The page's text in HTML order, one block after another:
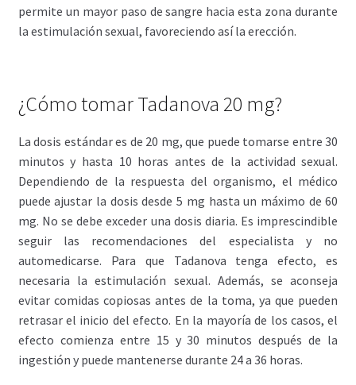
permite un mayor paso de sangre hacia esta zona durante
la estimulación sexual, favoreciendo así la erección.
¿Cómo tomar Tadanova 20 mg?
La dosis estándar es de 20 mg, que puede tomarse entre 30
minutos y hasta 10 horas antes de la actividad sexual.
Dependiendo de la respuesta del organismo, el médico
puede ajustar la dosis desde 5 mg hasta un máximo de 60
mg. No se debe exceder una dosis diaria. Es imprescindible
seguir las recomendaciones del especialista y no
automedicarse. Para que Tadanova tenga efecto, es
necesaria la estimulación sexual. Además, se aconseja
evitar comidas copiosas antes de la toma, ya que pueden
retrasar el inicio del efecto. En la mayoría de los casos, el
efecto comienza entre 15 y 30 minutos después de la
ingestión y puede mantenerse durante 24 a 36 horas.